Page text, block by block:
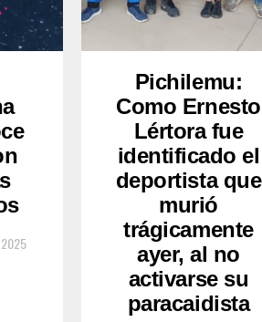
2025
Pichilemu:
Como Ernesto
Lértora fue
identificado el
deportista que
murió
trágicamente
ayer, al no
activarse su
paracaidista